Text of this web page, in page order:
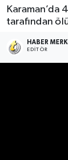
Karaman’da
tarafından
HABER
EDITÖR
Ulusal